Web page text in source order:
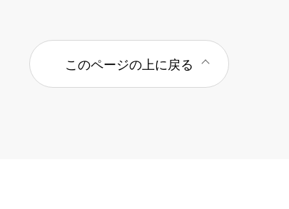
このページの上に戻る